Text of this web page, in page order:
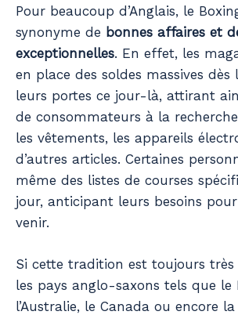
Pour beaucoup d’Anglais, le
synonyme de bonnes affaires et
exceptionnelles. En effet, les
en place des soldes massives dès
leurs portes ce jour-là, attirant
de consommateurs à la
les vêtements, les appareils
d’autres articles. Certaines
même des listes de courses
jour, anticipant leurs besoins pour
venir.
Si cette tradition est toujours très
les pays anglo-saxons tels que le
l’Australie, le Canada ou encore